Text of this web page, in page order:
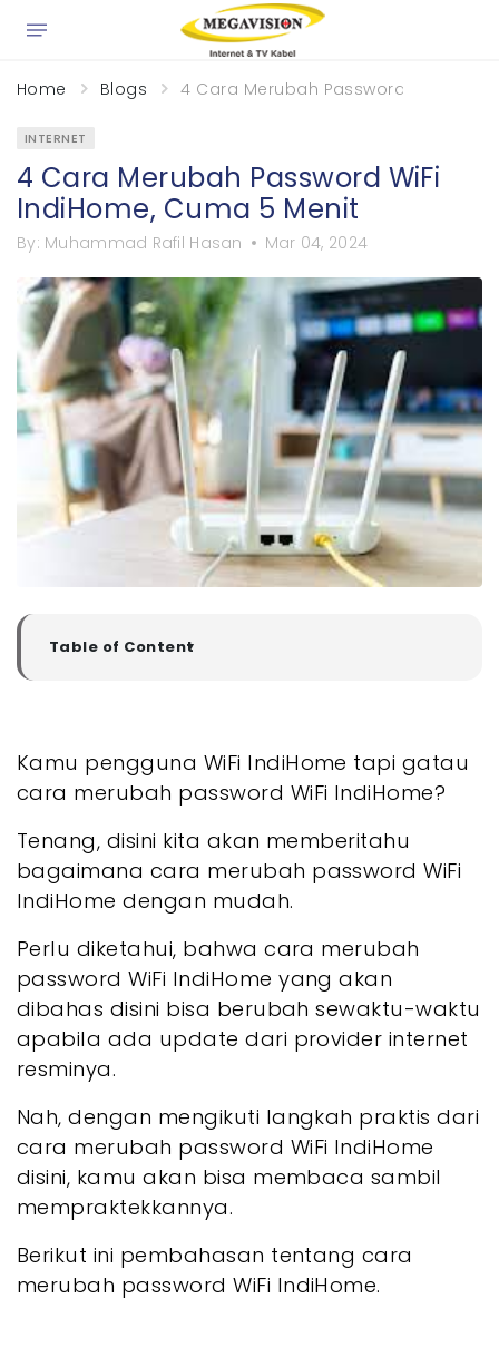
Home Blogs 4 Cara Merubah Password WiFi
INTERNET
4 Cara Merubah Password WiFi
IndiHome, Cuma 5 Menit
By: Muhammad Rafil Hasan Mar 04, 2024
Table of Content
▼
- 3. Membantu Mengelola Perangkat yang
Terhubung ke WiFi IndiHome Kamu
- 4. Meningkatkan Kinerja Jaringan
- Cara Merubah Password WiFi IndiHome
- 1. Cara Ganti Password IndiHome lewat HP
- 2. Cara Ganti Password WiFi IndiHome Lewat
Google
Aplikasi MyIndiHome
- 4. Cara Ganti Password WiFi IndiHome Lewat
Laptop
- 5. Cara Ganti Password WiFi Lewat Web
- Tips Membuat Password WiFi yang Kuat dan
- 1. Pastikan Menggunakan Kombinasi Karakter
- 2. Pastikan Password Panjang
- 3. Hindari Informasi Pribadi dalam Password
- 4. Jangan Gunakan Kata yang Ada di Kamus
- Rekomendasi Nama Password yang Susah
- FAQ
Kamu pengguna WiFi IndiHome tapi gatau
cara merubah password WiFi IndiHome?
Tenang, disini kita akan memberitahu
bagaimana cara merubah password WiFi
IndiHome dengan mudah.
Perlu diketahui, bahwa cara merubah
password WiFi IndiHome yang akan
dibahas disini bisa berubah sewaktu-waktu
apabila ada update dari provider internet
resminya.
Nah, dengan mengikuti langkah praktis dari
cara merubah password WiFi IndiHome
disini, kamu akan bisa membaca sambil
mempraktekkannya.
Berikut ini pembahasan tentang cara
merubah password WiFi IndiHome.